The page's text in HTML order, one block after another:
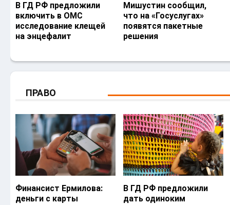
В ГД РФ предложили
включить в ОМС
исследование клещей
на энцефалит
Мишустин сообщил,
что на «Госуслугах»
появятся пакетные
решения
ПРАВО
Финансист Ермилова:
деньги с карты
В ГД РФ предложили
дать одиноким